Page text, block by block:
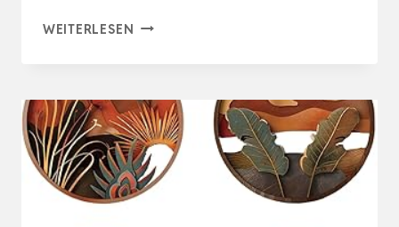
WEITERLESEN TNTGMG
STÜCK
HÄNGENDE
GEFLOCHTENE
BULRUSH